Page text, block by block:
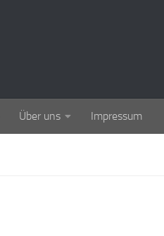
Über uns Impressum